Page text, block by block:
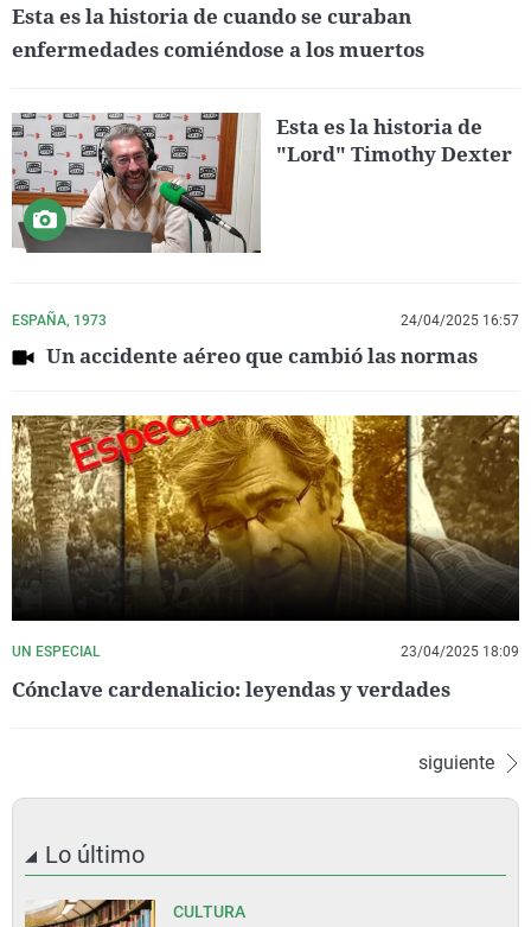
Esta es la historia de cuando se curaban
enfermedades comiéndose a los muertos
Esta es la historia de
"Lord" Timothy Dexter
ESPAÑA, 1973 24/04/2025 16:57
Un accidente aéreo que cambió las normas
UN ESPECIAL 23/04/2025 18:09
Cónclave cardenalicio: leyendas y verdades
siguiente
Lo último
CULTURA